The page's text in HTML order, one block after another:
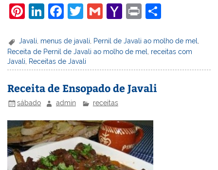
Pi
er
e
st
Li
k
e
dI
n
F
c
e
b
o
o
k
T
itt
er
G
ai
l
Y
h
o
o
M
l
Pr
t
ar
e
Javali menus de javali Pernil de Javali ao molho de mel
Receita de Pernil de Javali ao molho de mel receitas com
Javali Receitas de Javali
Receita de Ensopado de Javali
sábado admin receitas